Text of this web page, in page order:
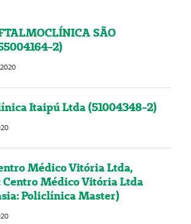
SÃO
2)
Itaipú Ltda (51004348-2)
Médico Vitória Ltda,
Centro Médico Vitória Ltda
Policlínica Master)